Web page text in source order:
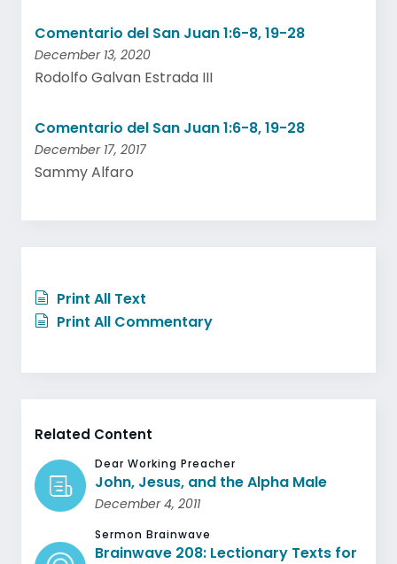
Comentario del San Juan 1:6-8, 19-28
December 13, 2020
Rodolfo Galvan Estrada III
Comentario del San Juan 1:6-8, 19-28
December 17, 2017
Sammy Alfaro
Print All Text
Print All Commentary
Related Content
Dear Working Preacher
John, Jesus, and the Alpha Male
December 4, 2011
Sermon Brainwave
Brainwave 208: Lectionary Texts for